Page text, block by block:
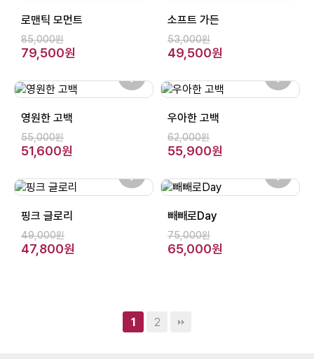
로맨틱 모먼트
85,000원
79,500원
소프트 가든
53,000원
49,500원
영원한 고백
55,000원
51,600원
우아한 고백
62,000원
55,900원
핑크 글로리
49,000원
47,800원
빼빼로Day
75,000원
65,000원
1 2